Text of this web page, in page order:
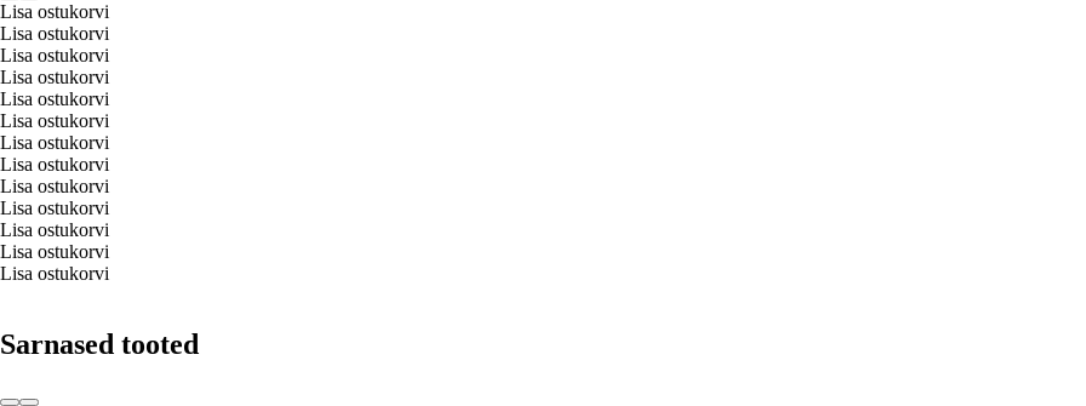
Lisa ostukorvi
Lisa ostukorvi
Lisa ostukorvi
Lisa ostukorvi
Lisa ostukorvi
Lisa ostukorvi
Lisa ostukorvi
Lisa ostukorvi
Lisa ostukorvi
Lisa ostukorvi
Lisa ostukorvi
Lisa ostukorvi
Lisa ostukorvi
Sarnased tooted